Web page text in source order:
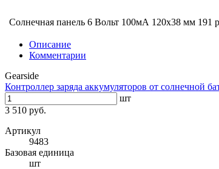
Солнечная панель 6 Вольт 100мА 120х38 мм 191
Описание
Комментарии
Gearside
Контроллер заряда аккумуляторов от солнечной
шт
3 510 руб.
Артикул
9483
Базовая единица
шт